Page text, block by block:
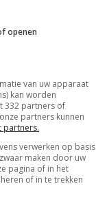
openen
van uw apparaat
kan worden
332 partners of
partners kunnen
partners.
verwerken op basis
maken door uw
pagina of in het
of in te trekken